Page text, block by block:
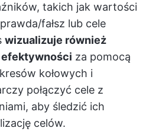
takich jak wartości
fałsz lub cele
wizualizuje również
za pomocą
kołowych i
połączyć cele z
aby śledzić ich
celów.